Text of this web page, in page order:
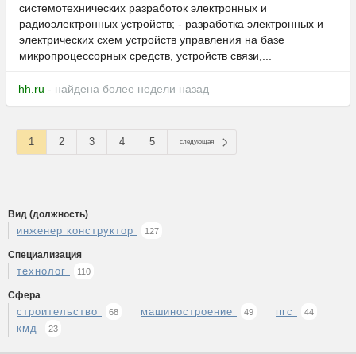
системотехнических разработок электронных и
радиоэлектронных устройств; - разработка электронных и
электрических схем устройств управления на базе
микропроцессорных средств, устройств связи,...
hh.ru - найдена более недели назад
1 2 3 4 5 следующая
Вид (должность)
инженер конструктор 127
Специализация
технолог 110
Сфера
строительство 68 машиностроение 49 пгс 44
кмд 23